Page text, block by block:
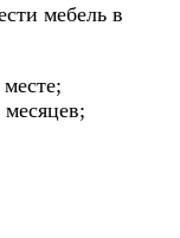
мебель в